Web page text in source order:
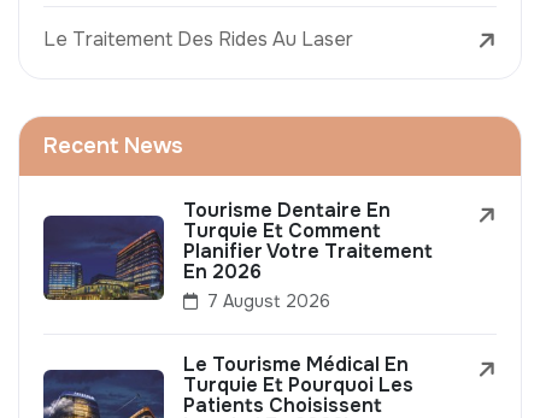
Le Traitement Des Rides Au Laser
Recent News
Tourisme Dentaire En
Turquie Et Comment
Planifier Votre Traitement
En 2026
7 August 2026
Le Tourisme Médical En
Turquie Et Pourquoi Les
Patients Choisissent